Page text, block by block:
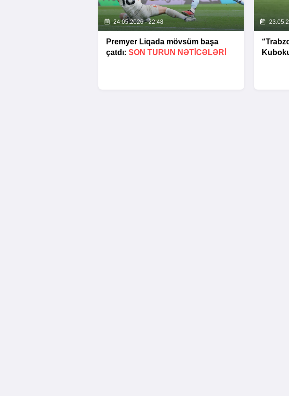
24.05.2026 - 22:48
Premyer Liqada mövsüm başa
çatdı: SON TURUN NƏTİCƏLƏRİ